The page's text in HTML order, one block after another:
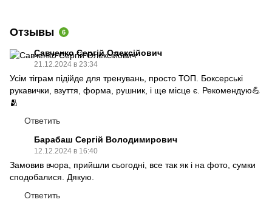
Отзывы 6
Савченко Сергій Олексійович
21.12.2024 в 23:34
Усім тіграм підійде для тренувань, просто ТОП. Боксерські
рукавички, взуття, форма, рушник, і ще місце є. Рекомендую💪
🫂
Ответить
Барабаш Сергій Володимирович
12.12.2024 в 16:40
Замовив вчора, прийшли сьогодні, все так як і на фото, сумки
сподобалися. Дякую.
Ответить